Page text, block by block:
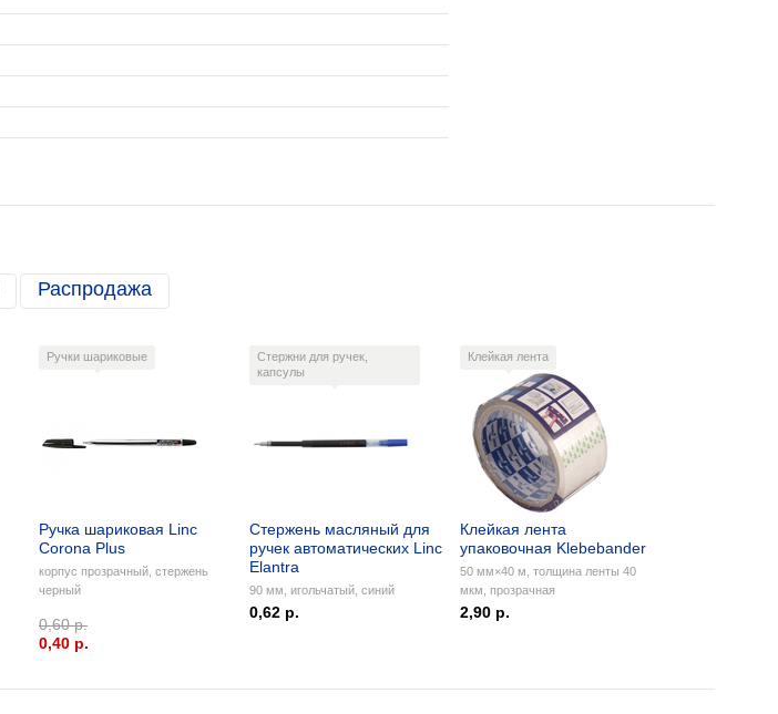
Распродажа
Ручки шариковые
Ручка шариковая Linc
Corona Plus
корпус прозрачный, стержень
черный
0,60 р.
0,40 p.
Стержни для ручек,
капсулы
Стержень масляный для
ручек автоматических Linc
Elantra
90 мм, игольчатый, синий
0,62 р.
Клейкая лента
Клейкая лента
упаковочная Klebebander
50 мм×40 м, толщина ленты 40
мкм, прозрачная
2,90 р.